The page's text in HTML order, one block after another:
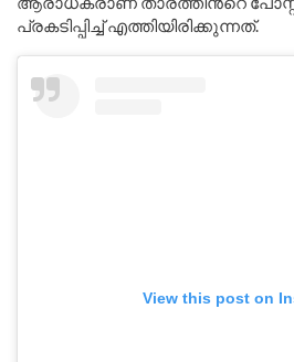
പ്രകടിപ്പിച്ച് എത്തിയിരിക്കുന്നത്.
View this post on